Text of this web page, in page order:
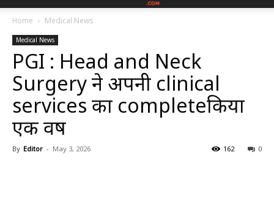
Home Medical News
Medical News
PGI : Head and Neck
Surgery ने अपनी clinical
services का completeकिया
एक वर्ष
By Editor - May 3, 2026 0
162